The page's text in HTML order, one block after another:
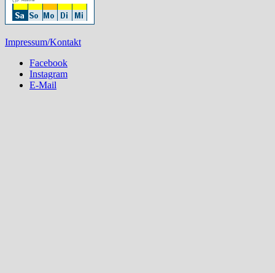
Impressum/Kontakt
Facebook
Instagram
E-Mail